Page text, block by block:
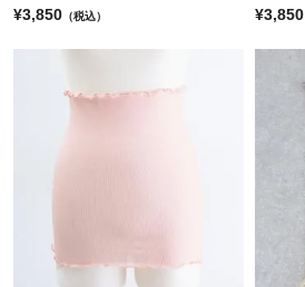
¥3,850 （税込）
¥3,850